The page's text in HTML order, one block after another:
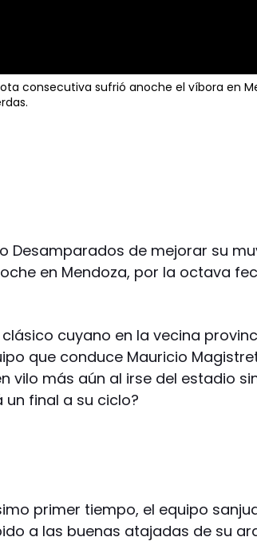
consecutiva sufrió anoche el víbora en
Desamparados de mejorar su
en Mendoza, por la octava
clásico cuyano en la vecina
que conduce Mauricio
vilo más aún al irse del estadio
un final a su ciclo?
primer tiempo, el equipo
a las buenas atajadas de su